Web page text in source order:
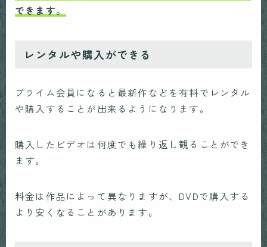
できます。
レンタルや購入ができる
プライム会員になると最新作などを有料でレンタル
や購入することが出来るようになります。
購入したビデオは何度でも繰り返し観ることができ
ます。
料金は作品によって異なりますが、DVDで購入する
より安くなることがあります。